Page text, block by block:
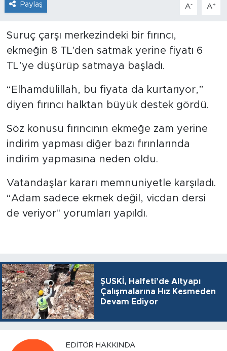
Paylaş A- A+
Suruç çarşı merkezindeki bir fırıncı,
ekmeğin 8 TL'den satmak yerine fiyatı 6
TL’ye düşürüp satmaya başladı.
“Elhamdülillah, bu fiyata da kurtarıyor,”
diyen fırıncı halktan büyük destek gördü.
Söz konusu fırıncının ekmeğe zam yerine
indirim yapması diğer bazı fırınlarında
indirim yapmasına neden oldu.
Vatandaşlar kararı memnuniyetle karşıladı.
“Adam sadece ekmek değil, vicdan dersi
de veriyor" yorumları yapıldı.
ŞUSKİ, Halfeti’de Altyapı
Çalışmalarına Hız Kesmeden
Devam Ediyor
EDITÖR HAKKINDA